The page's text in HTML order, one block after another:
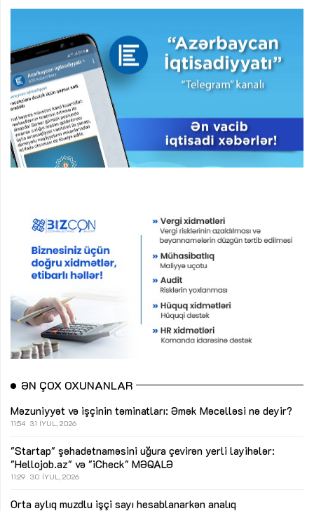
ƏN ÇOX OXUNANLAR
Məzuniyyət və işçinin təminatları: Əmək Məcəlləsi nə deyir?
11:54 31 İYUL, 2026
"Startap" şəhadətnaməsini uğura çevirən yerli layihələr:
"Hellojob.az" və "iCheck" MƏQALƏ
11:29 30 İYUL, 2026
Orta aylıq muzdlu işçi sayı hesablanarkən analıq